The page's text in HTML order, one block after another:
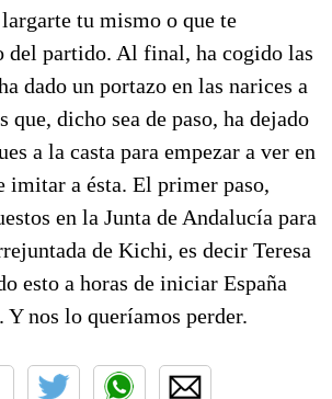
tu mismo o que te
del partido. Al final, ha cogido las
dado un portazo en las narices a
que, dicho sea de paso, ha dejado
a la casta para empezar a ver en
imitar a ésta. El primer paso,
en la Junta de Andalucía para
de Kichi, es decir Teresa
esto a horas de iniciar España
Y nos lo queríamos perder.